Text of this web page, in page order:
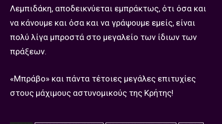
Λεμπιδάκη, αποδεικνύεται εμπράκτως, ότι όσα και
να κάνουμε και όσα και να γράψουμε εμείς, είναι
πολύ λίγα μπροστά στο μεγαλείο των ίδιων των
πράξεων.
«Μπράβο» και πάντα τέτοιες μεγάλες επιτυχίες
στους μάχιμους αστυνομικούς της Κρήτης!